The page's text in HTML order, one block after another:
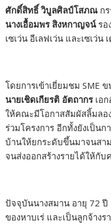
ศักดิ์สิทธิ์ วิบูลศิลป์โสภณ ก
นางเอื้อมพร สิงหกาญจน์รอ
เซเว่น อีเลฟเว่น และเซเว่น
โดยการเข้าเยี่ยมชม SME
นายเชิดเกียรติ อัตถากรเอ
ให้คณะมีโอกาสสัมผัสลิ้มลอ
ร่วมโครงการ อีกทั้งยังเป็น
บ้านให้ยกระดับขึ้นมาจนสา
จนส่งออกสร้างรายได้ให้กั
ปัจจุบันนางสมาน อายุ 72 ปี
ของหาบเร่ และเป็นลูกจ้าง